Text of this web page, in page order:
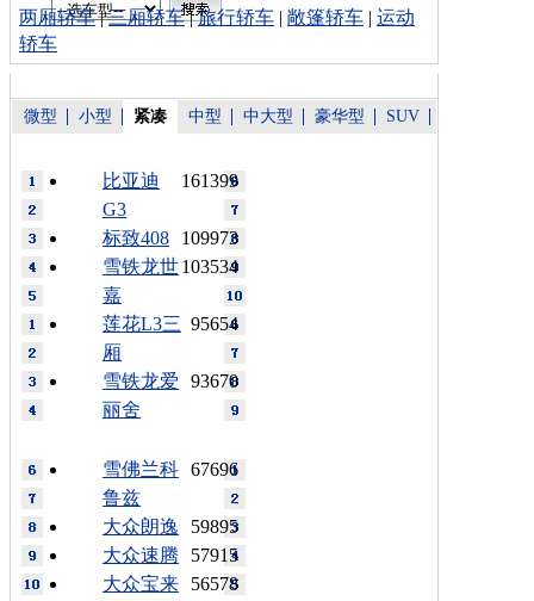
两厢轿车|三厢轿车|旅行轿车 | 敞篷轿车 | 运动
轿车
微型 小型 紧凑 中型 中大型 豪华型 SUV
161399
比亚迪
G3
109973
标致408
103534
雪铁龙世
嘉
95654
莲花L3三
厢
93670
雪铁龙爱
丽舍
67696
雪佛兰科
鲁兹
59895
大众朗逸
57915
大众速腾
56578
大众宝来